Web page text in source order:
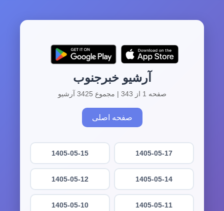
آرشیو خبرجنوب
صفحه 1 از 343 | مجموع 3425 آرشیو
صفحه اصلی
1405-05-17
1405-05-15
1405-05-14
1405-05-12
1405-05-11
1405-05-10